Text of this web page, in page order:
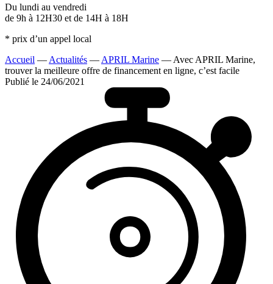
Du lundi au vendredi
de 9h à 12H30 et de 14H à 18H
* prix d’un appel local
Accueil — Actualités — APRIL Marine — Avec APRIL Marine,
trouver la meilleure offre de financement en ligne, c’est facile
Publié le 24/06/2021